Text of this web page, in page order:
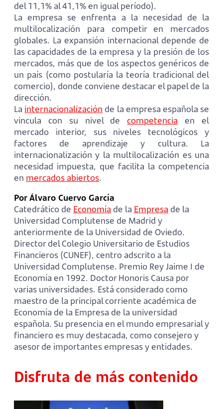
del 11,1% al 41,1% en igual período).
La empresa se enfrenta a la necesidad de la
multilocalización para competir en mercados
globales. La expansión internacional depende de
las capacidades de la empresa y la presión de los
mercados, más que de los aspectos genéricos de
un país (como postularía la teoría tradicional del
comercio), donde conviene destacar el papel de la
dirección.
La internacionalización de la empresa española se
vincula con su nivel decompetencia en el
mercado interior, sus niveles tecnológicos y
factores de aprendizaje y cultura. La
internacionalización y la multilocalización es una
necesidad impuesta, que facilita la competencia
en mercados abiertos.
Por Álvaro Cuervo García
Catedrático de Economía de la Empresa de la
Universidad Complutense de Madrid y
anteriormente de la Universidad de Oviedo.
Director del Colegio Universitario de Estudios
Financieros (CUNEF), centro adscrito a la
Universidad Complutense. Premio Rey Jaime I de
Economía en 1992. Doctor Honoris Causa por
varias universidades. Está considerado como
maestro de la principal corriente académica de
Economía de la Empresa de la universidad
española. Su presencia en el mundo empresarial y
financiero es muy destacada, como consejero y
asesor de importantes empresas y entidades.
Disfruta de más contenido